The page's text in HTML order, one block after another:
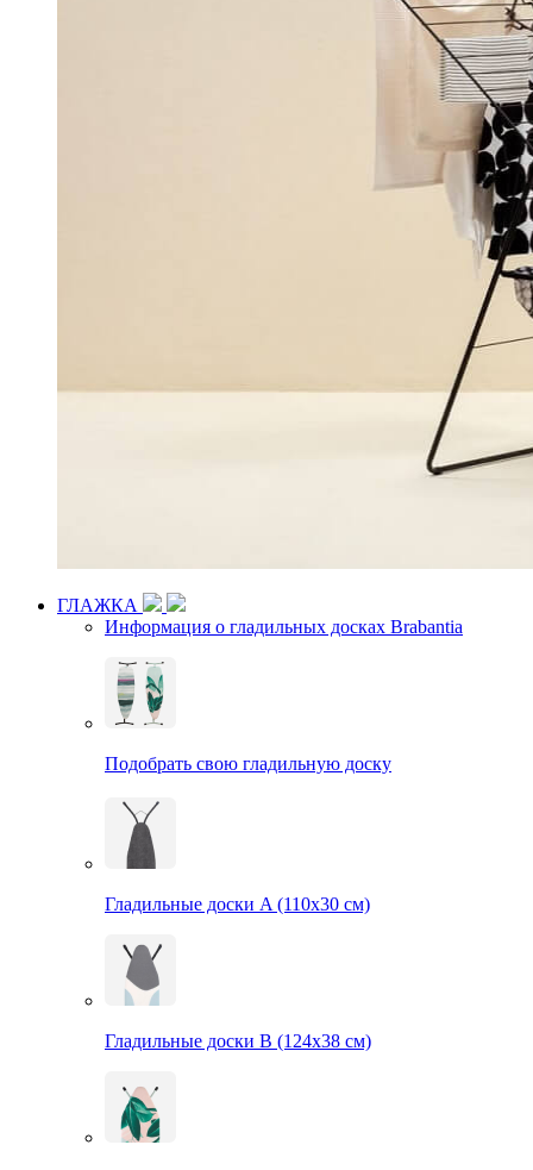
ГЛАЖКА
Информация о гладильных досках Brabantia
Подобрать свою гладильную доску
Гладильные доски A (110х30 см)
Гладильные доски B (124х38 см)